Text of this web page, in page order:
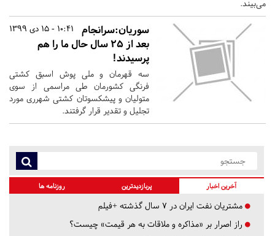
می‌بیند.
10:41 - 15 دی 1399
سوریان:سرانجام
بعد از ۲۵ سال حال ما را هم
پرسیدند!
سه قهرمان و ملی پوش اسبق کشتی
فرنگی کشورمان طی مراسمی از سوی
متولیان و پیشکسوتان کشتی شهرری مورد
تجلیل و تقدیر قرار گرفتند.
آخرین اخبار پربازدیدترین روزنامه ها
مشتریان نفت ایران در ۷ سال گذشته +فیلم
راز اصرار بر «مذاکره و ملاقات به هر قیمت» چیست؟